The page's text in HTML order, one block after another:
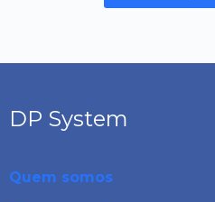
DP System
Quem somos